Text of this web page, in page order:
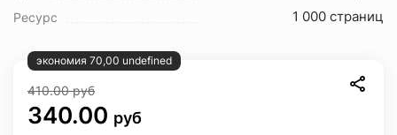
Ресурс 1 000 страниц
экономия 70,00 undefined
410.00руб
340.00 руб